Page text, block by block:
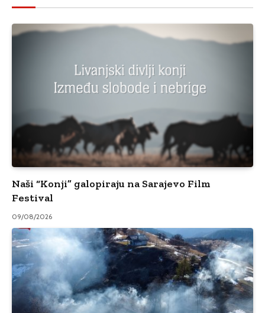
Naši “Konji” galopiraju na Sarajevo Film
Festival
09/08/2026